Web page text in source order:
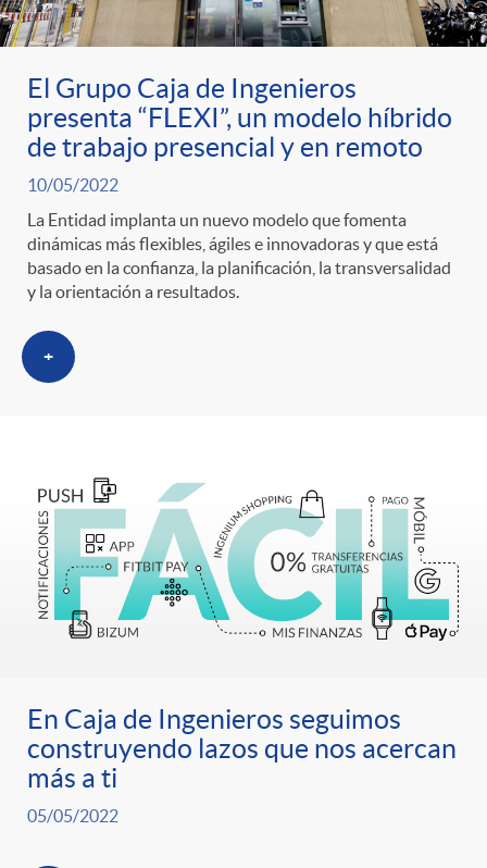
r
a
S
a
l
d
e
p
e
n
n
p
o
r
c
e
g
o
r
í
e
n
i
d
o
n
c
a
F
i
l
c
a
d
o
d
e
o
n
El Grupo Caja de Ingenieros
presenta “FLEXI”, un modelo híbrido
de trabajo presencial y en remoto
10/05/2022
La Entidad implanta un nuevo modelo que fomenta
dinámicas más flexibles, ágiles e innovadoras y que está
basado en la confianza, la planificación, la transversalidad
y la orientación a resultados.
+
En Caja de Ingenieros seguimos
construyendo lazos que nos acercan
más a ti
05/05/2022